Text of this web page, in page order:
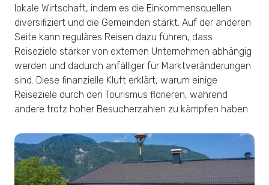
lokale Wirtschaft, indem es die Einkommensquellen
diversifiziert und die Gemeinden stärkt. Auf der anderen
Seite kann reguläres Reisen dazu führen, dass
Reiseziele stärker von externen Unternehmen abhängig
werden und dadurch anfälliger für Marktveränderungen
sind. Diese finanzielle Kluft erklärt, warum einige
Reiseziele durch den Tourismus florieren, während
andere trotz hoher Besucherzahlen zu kämpfen haben.